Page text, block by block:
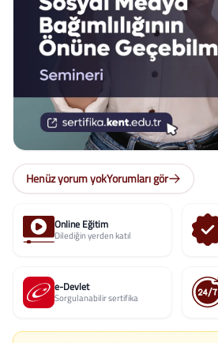
Henüz yorum yokYorumları gör
Online Eğitim
Dilediğin yerden katıl
e-Devlet
Sorgulanabilir sertifika